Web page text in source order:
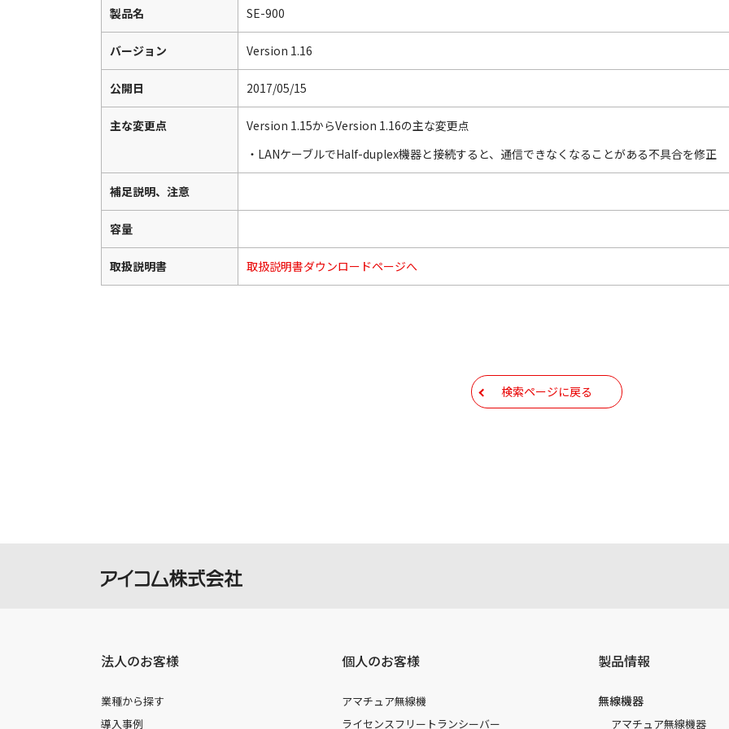
製品名 SE-900
バージョン Version 1.16
公開日 2017/05/15
主な変更点
Version 1.15からVersion 1.16の主な変更点
・LANケーブルでHalf-duplex機器と接続すると、通信できなくなることがある不具合を修正
補足説明、注意
容量
取扱説明書 取扱説明書ダウンロードページへ
検索ページに戻る
法人のお客様
業種から探す
導入事例
個人のお客様
アマチュア無線機
ライセンスフリートランシーバー
製品情報
無線機器
アマチュア無線機器